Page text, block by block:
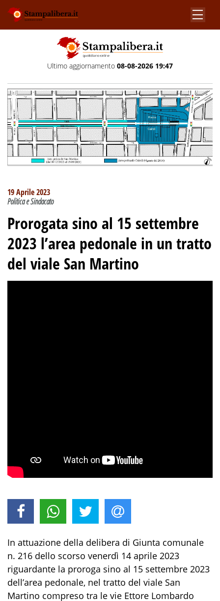
Ultimo aggiornamento 08-08-2026 19:47
19 Aprile 2023
Politica e Sindacato
Prorogata sino al 15 settembre
2023 l’area pedonale in un tratto
del viale San Martino
In attuazione della delibera di Giunta comunale
n. 216 dello scorso venerdì 14 aprile 2023
riguardante la proroga sino al 15 settembre 2023
dell’area pedonale, nel tratto del viale San
Martino compreso tra le vie Ettore Lombardo